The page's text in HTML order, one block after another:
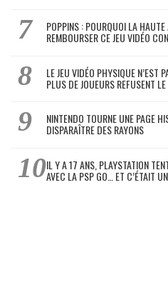
POPPINS : POURQUOI LA
REMBOURSER CE JEU VIDÉO
LE JEU VIDÉO PHYSIQUE N’EST
PLUS DE JOUEURS REFUSENT
NINTENDO TOURNE UNE PAGE
DISPARAÎTRE DES RAYONS
IL Y A 17 ANS, PLAYSTATION
AVEC LA PSP GO… ET C’ÉTAIT